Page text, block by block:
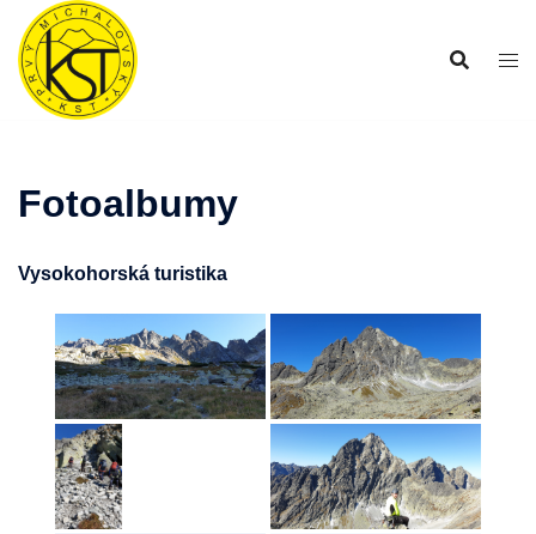
Preskočiť
obsah
Fotoalbumy
Vysokohorská turistika